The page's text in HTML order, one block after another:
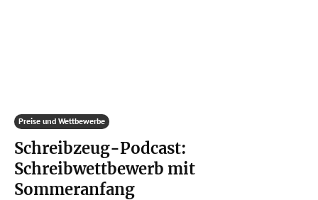
Preise und Wettbewerbe
Schreibzeug-Podcast:
Schreibwettbewerb mit
Sommeranfang